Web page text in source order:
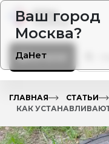
Ваш город
Москва?
ДаНет
Каталог
ГЛАВНАЯ
СТАТЬИ
КАК